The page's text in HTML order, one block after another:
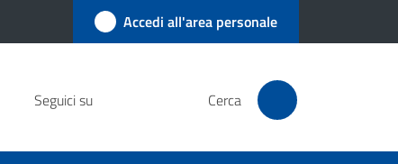
Accedi all'area personale
Seguici su Cerca